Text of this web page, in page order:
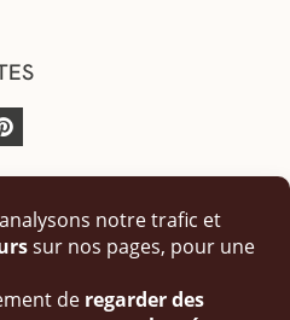
Luccatio Design Studio